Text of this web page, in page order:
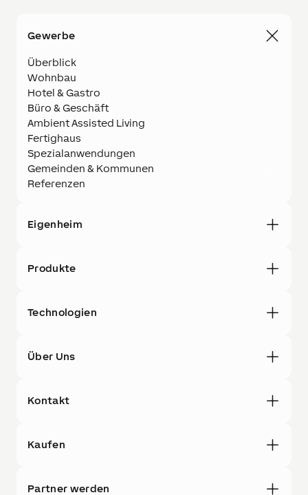
Gewerbe
Überblick
Wohnbau
Hotel & Gastro
Büro & Geschäft
Ambient Assisted Living
Fertighaus
Spezialanwendungen
Gemeinden & Kommunen
Referenzen
Eigenheim
Produkte
Technologien
Über Uns
Kontakt
Kaufen
Partner werden